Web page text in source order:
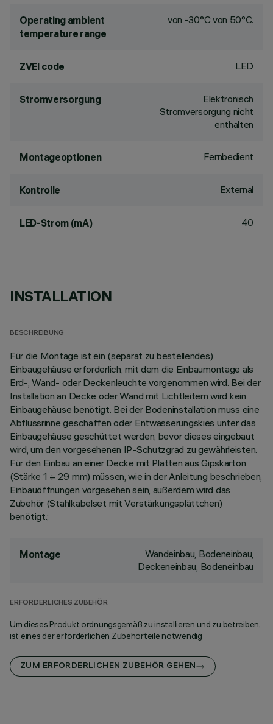
Operating ambient
temperature range
von -30°C von 50°C.
ZVEI code LED
Stromversorgung
Elektronisch
Stromversorgung nicht
enthalten
Montageoptionen Fernbedient
Kontrolle External
LED-Strom (mA) 40
INSTALLATION
BESCHREIBUNG
Für die Montage ist ein (separat zu bestellendes)
Einbaugehäuse erforderlich, mit dem die Einbaumontage als
Erd-, Wand- oder Deckenleuchte vorgenommen wird. Bei der
Installation an Decke oder Wand mit Lichtleitern wird kein
Einbaugehäuse benötigt. Bei der Bodeninstallation muss eine
Abflussrinne geschaffen oder Entwässerungskies unter das
Einbaugehäuse geschüttet werden, bevor dieses eingebaut
wird, um den vorgesehenen IP-Schutzgrad zu gewährleisten.
Für den Einbau an einer Decke mit Platten aus Gipskarton
(Stärke 1 ÷ 29 mm) müssen, wie in der Anleitung beschrieben,
Einbauöffnungen vorgesehen sein, außerdem wird das
Zubehör (Stahlkabelset mit Verstärkungsplättchen)
benötigt.;
Montage
Wandeinbau, Bodeneinbau,
Deckeneinbau, Bodeneinbau
ERFORDERLICHES ZUBEHÖR
Um dieses Produkt ordnungsgemäß zu installieren und zu betreiben,
ist eines der erforderlichen Zubehörteile notwendig
ZUM ERFORDERLICHEN ZUBEHÖR GEHEN